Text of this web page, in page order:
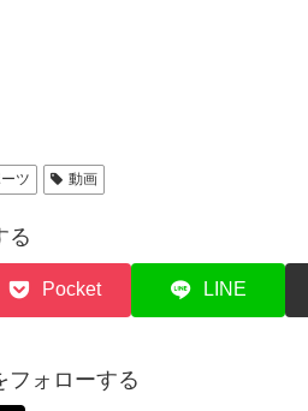
ツ 動画
る
Pocket LINE
フォローする